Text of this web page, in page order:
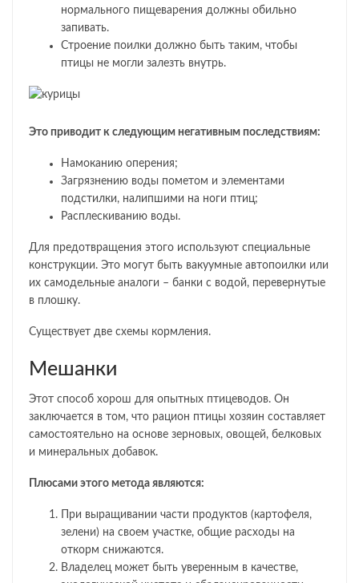
нормального пищеварения должны обильно
запивать.
Строение поилки должно быть таким, чтобы
птицы не могли залезть внутрь.
Это приводит к следующим негативным последствиям:
Намоканию оперения;
Загрязнению воды пометом и элементами
подстилки, налипшими на ноги птиц;
Расплескиванию воды.
Для предотвращения этого используют специальные
конструкции. Это могут быть вакуумные автопоилки или
их самодельные аналоги – банки с водой, перевернутые
в плошку.
Существует две схемы кормления.
Мешанки
Этот способ хорош для опытных птицеводов. Он
заключается в том, что рацион птицы хозяин составляет
самостоятельно на основе зерновых, овощей, белковых
и минеральных добавок.
Плюсами этого метода являются:
При выращивании части продуктов (картофеля,
зелени) на своем участке, общие расходы на
откорм снижаются.
Владелец может быть уверенным в качестве,